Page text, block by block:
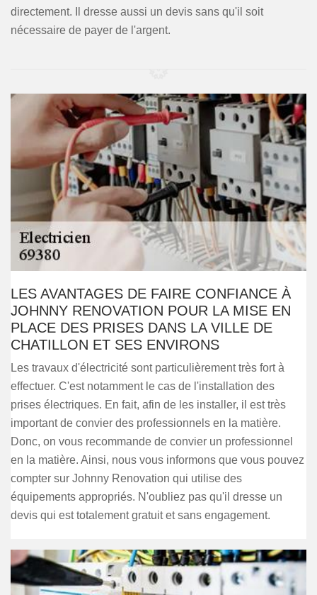
directement. Il dresse aussi un devis sans qu'il soit
nécessaire de payer de l'argent.
LES AVANTAGES DE FAIRE CONFIANCE À
JOHNNY RENOVATION POUR LA MISE EN
PLACE DES PRISES DANS LA VILLE DE
CHATILLON ET SES ENVIRONS
Les travaux d'électricité sont particulièrement très fort à
effectuer. C'est notamment le cas de l'installation des
prises électriques. En fait, afin de les installer, il est très
important de convier des professionnels en la matière.
Donc, on vous recommande de convier un professionnel
en la matière. Ainsi, nous vous informons que vous pouvez
compter sur Johnny Renovation qui utilise des
équipements appropriés. N'oubliez pas qu'il dresse un
devis qui est totalement gratuit et sans engagement.